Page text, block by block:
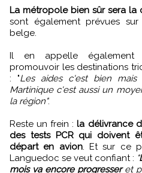
La métropole bien sûr sera la
sont également prévues
belge.
Il en appelle également
promouvoir les destinations
: "Les aides c'est bien
Martinique c'est aussi un
la région".
Reste un frein : la délivrance
des tests PCR qui doivent
départ en avion. Et sur ce
Languedoc se veut confiant : "
mois va encore progresseret